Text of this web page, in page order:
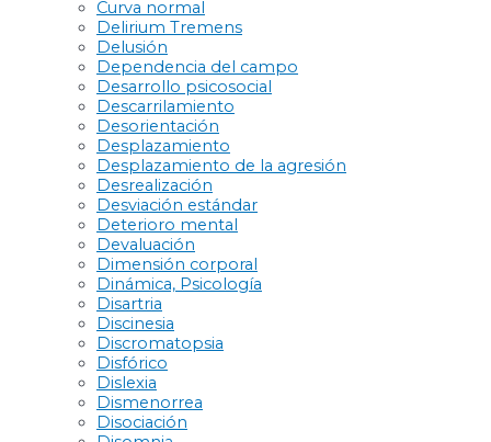
Curva normal
Delirium Tremens
Delusión
Dependencia del campo
Desarrollo psicosocial
Descarrilamiento
Desorientación
Desplazamiento
Desplazamiento de la agresión
Desrealización
Desviación estándar
Deterioro mental
Devaluación
Dimensión corporal
Dinámica, Psicología
Disartria
Discinesia
Discromatopsia
Disfórico
Dislexia
Dismenorrea
Disociación